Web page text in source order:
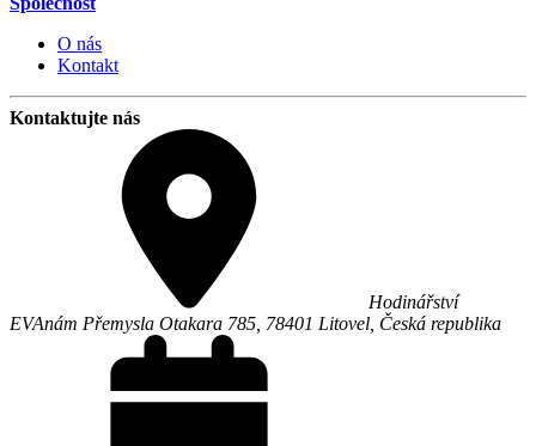
O nás
Kontakt
Kontaktujte nás
Hodinářství
EVAnám Přemysla Otakara 785, 78401 Litovel Česká republika